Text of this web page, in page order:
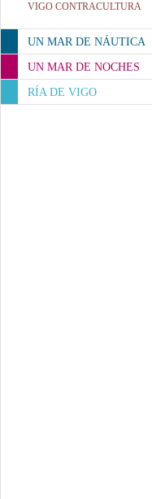
VIGO CONTRACULTURA
UN MAR DE NÁUTICA
UN MAR DE NOCHES
RÍA DE VIGO